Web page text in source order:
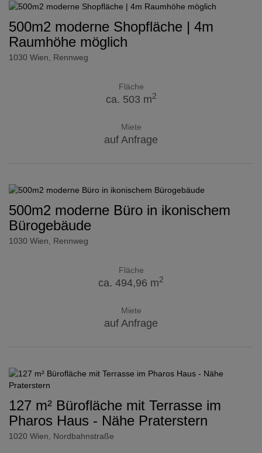
500m2 moderne Shopfläche | 4m
Raumhöhe möglich
1030 Wien , Rennweg
Fläche
ca. 503 m2
Miete
auf Anfrage
500m2 moderne Büro in ikonischem
Bürogebäude
1030 Wien , Rennweg
Fläche
ca. 494,96 m2
Miete
auf Anfrage
127 m² Bürofläche mit Terrasse im
Pharos Haus - Nähe Praterstern
1020 Wien , Nordbahnstraße